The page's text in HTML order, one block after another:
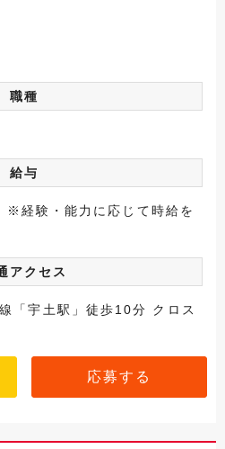
職種
給与
経験・能力に応じて時給を
アクセス
「宇土駅」徒歩10分 クロス
応募する